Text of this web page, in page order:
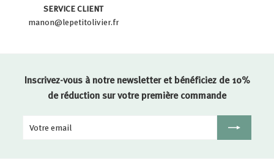
SERVICE CLIENT
manon@lepetitolivier.fr
Inscrivez-vous à notre newsletter et bénéficiez de 10%
de réduction sur votre première commande
Votre
Inscription